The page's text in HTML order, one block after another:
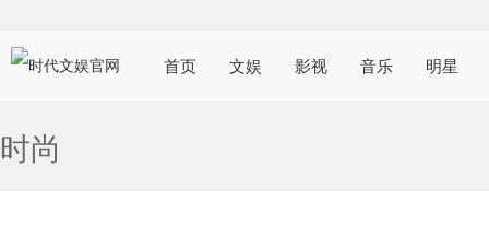
首页 文娱 影视 音乐 明星
时尚